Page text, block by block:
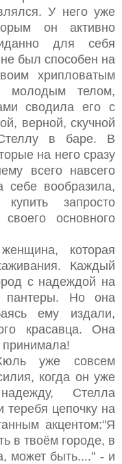
У него уже
он активно
для себя
был способен на
хрипловатым
молодым телом,
сводила его с
верной, скучной
в баре. В
на него сразу
всего навсего
вообразила,
запросто
основного
которая
Каждый
с надеждой на
пантеры. Но она
ему издали,
красавца. Она
принимала!
уже совсем
когда он уже
Стелла
теребя цепочку на
акцентом:"Я
в твоём городе, в
может быть...." - и